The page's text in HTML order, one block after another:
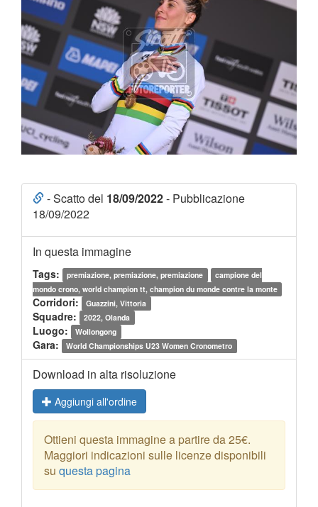
- Scatto del 18/09/2022- Pubblicazione
18/09/2022
In questa immagine
Tags: premiazione, premiazione, premiazione
campione del
mondo crono, world champion tt, champion du monde contre la monte
Corridori: Guazzini, Vittoria
Squadre: 2022, Olanda
Luogo: Wollongong
Gara: World Championships U23 Women Cronometro
Download in alta risoluzione
Aggiungi all'ordine
Ottieni questa immagine a partire da 25€.
Maggiori indicazioni sulle licenze disponibili
su questa pagina